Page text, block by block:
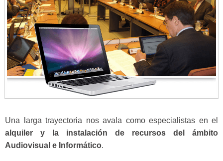
Una larga trayectoria nos avala como especialistas en el
alquiler y la instalación de recursos del ámbito
Audiovisual e Informático.